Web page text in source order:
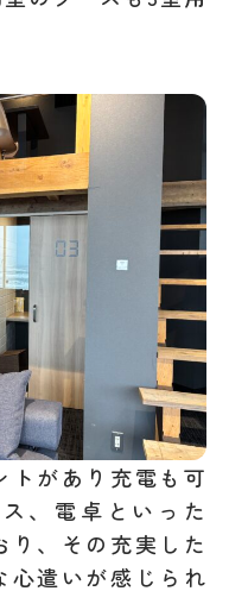
トがあり充電も可
、電卓といった
、その充実した
心遣いが感じられ